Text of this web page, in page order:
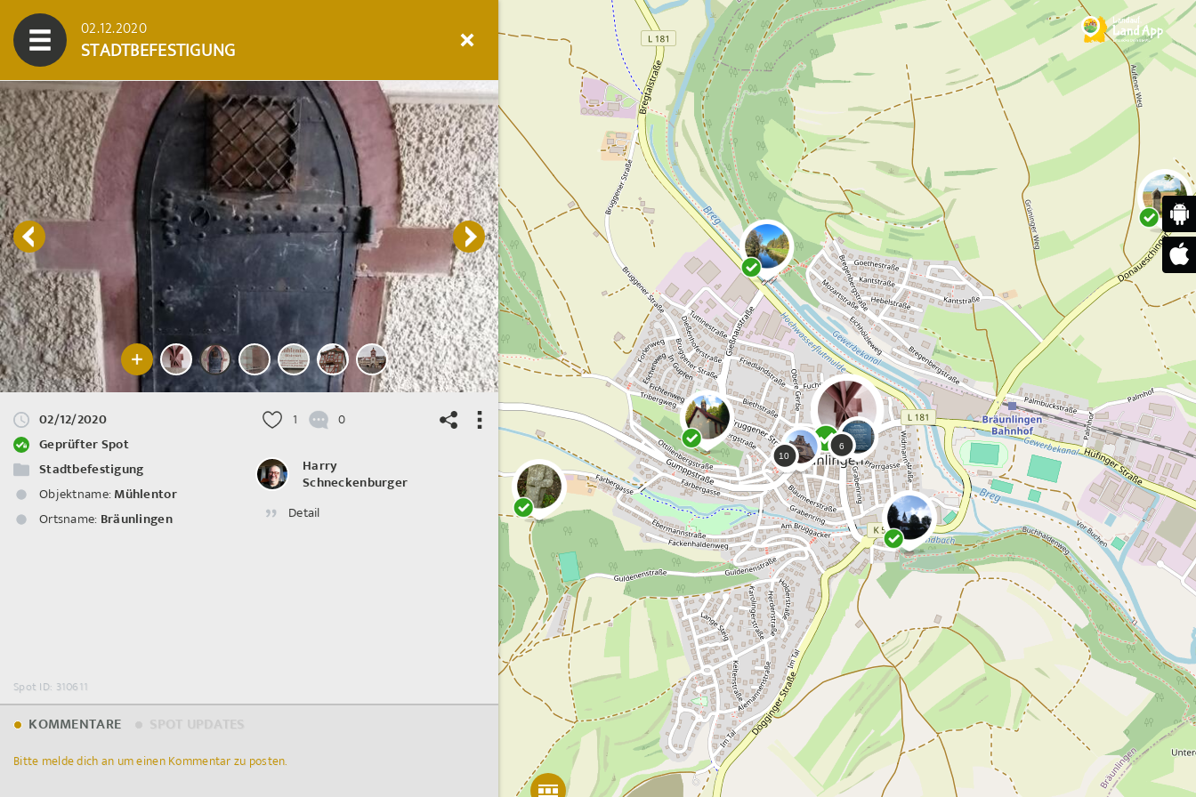
02.12.2020
STADTBEFESTIGUNG
02/12/2020
Geprüfter Spot
Stadtbefestigung
Objektname: Mühlentor
Ortsname: Bräunlingen
1 0
Harry
Schneckenburger
Detail
Spot ID: 310611
02/12/2020
Geprüfter Spot
Stadtbefestigung
Objektname:Mühlentor
Ortsname:Bräunlingen
1 0
Harry
Schneckenburger
Spot ID: 310610
KOMMENTARE
Bitte melde dich an um einen Kommentar zu posten.